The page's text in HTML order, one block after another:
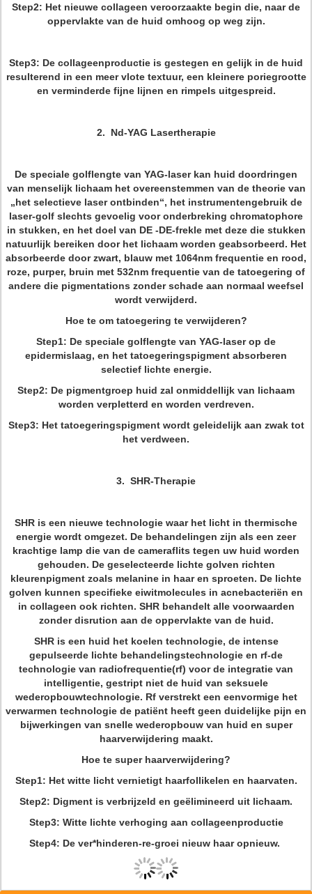
Step2: Het nieuwe collageen veroorzaakte begin die, naar de
oppervlakte van de huid omhoog op weg zijn.
Step3: De collageenproductie is gestegen en gelijk in de huid
resulterend in een meer vlote textuur, een kleinere poriegrootte
en verminderde fijne lijnen en rimpels uitgespreid.
2. Nd-YAG Lasertherapie
De speciale golflengte van YAG-laser kan huid doordringen
van menselijk lichaam het overeenstemmen van de theorie van
„het selectieve laser ontbinden“, het instrumentengebruik de
laser-golf slechts gevoelig voor onderbreking chromatophore
in stukken, en het doel van DE -DE-frekle met deze die stukken
natuurlijk bereiken door het lichaam worden geabsorbeerd. Het
absorbeerde door zwart, blauw met 1064nm frequentie en rood,
roze, purper, bruin met 532nm frequentie van de tatoegering of
andere die pigmentations zonder schade aan normaal weefsel
wordt verwijderd.
Hoe te om tatoegering te verwijderen?
Step1: De speciale golflengte van YAG-laser op de
epidermislaag, en het tatoegeringspigment absorberen
selectief lichte energie.
Step2: De pigmentgroep huid zal onmiddellijk van lichaam
worden verpletterd en worden verdreven.
Step3: Het tatoegeringspigment wordt geleidelijk aan zwak tot
het verdween.
3. SHR-Therapie
SHR is een nieuwe technologie waar het licht in thermische
energie wordt omgezet. De behandelingen zijn als een zeer
krachtige lamp die van de cameraflits tegen uw huid worden
gehouden. De geselecteerde lichte golven richten
kleurenpigment zoals melanine in haar en sproeten. De lichte
golven kunnen specifieke eiwitmolecules in acnebacteriën en
in collageen ook richten. SHR behandelt alle voorwaarden
zonder disrution aan de oppervlakte van de huid.
SHR is een huid het koelen technologie, de intense
gepulseerde lichte behandelingstechnologie en rf-de
technologie van radiofrequentie(rf) voor de integratie van
intelligentie, gestript niet de huid van seksuele
wederopbouwtechnologie. Rf verstrekt een eenvormige het
verwarmen technologie de patiënt heeft geen duidelijke pijn en
bijwerkingen van snelle wederopbouw van huid en super
haarverwijdering maakt.
Hoe te super haarverwijdering?
Step1: Het witte licht vernietigt haarfollikelen en haarvaten.
Step2: Digment is verbrijzeld en geëlimineerd uit lichaam.
Step3: Witte lichte verhoging aan collageenproductie
Step4: De ver*hinderen-re-groei nieuw haar opnieuw.